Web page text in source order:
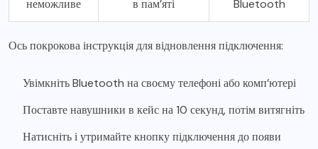
неможливе в пам’яті Bluetooth
Ось покрокова інструкція для відновлення підключення:
Увімкніть Bluetooth на своєму телефоні або комп’ютері
Поставте навушники в кейс на 10 секунд, потім витягніть
Натисніть і утримайте кнопку підключення до появи